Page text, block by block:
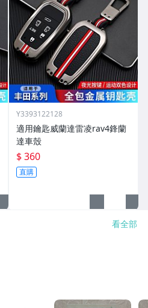
Y3393122128
適用鑰匙威蘭達雷凌rav4鋒蘭
達車殼
$ 360
直購
看全部